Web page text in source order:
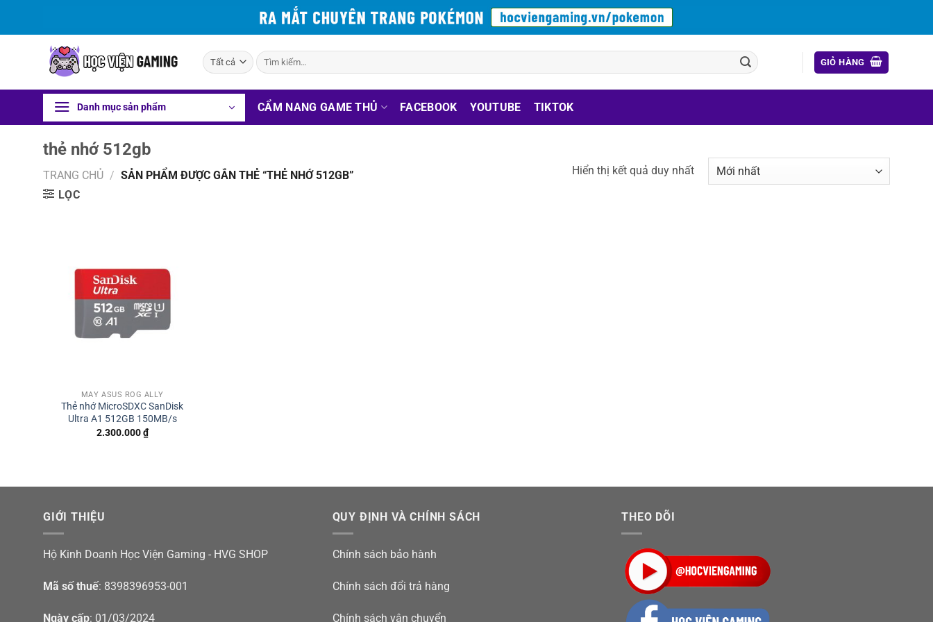
Tìm
kiếm:
GIỎ HÀNG
Danh mục sản phẩm CẨM NANG GAME THỦ FACEBOOK YOUTUBE TIKTOK
thẻ nhớ 512gb
TRANG CHỦ / SẢN PHẨM ĐƯỢC GẮN THẺ “THẺ NHỚ 512GB”
LỌC
Hiển thị kết quả duy nhất
MÁY ASUS ROG ALLY
Thẻ nhớ MicroSDXC SanDisk
Ultra A1 512GB 150MB/s
2.300.000₫
GIỚI THIỆU
Hộ Kinh Doanh Học Viện Gaming - HVG SHOP
Mã số thuế: 8398396953-001
Ngày cấp: 01/03/2024
QUY ĐỊNH VÀ CHÍNH SÁCH
Chính sách bảo hành
Chính sách đổi trả hàng
Chính sách vận chuyển
THEO DÕI